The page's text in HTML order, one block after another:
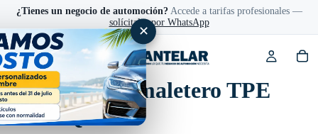
¿Tienes un negocio de automoción?Accede a tarifas profesionales —
solícitalas por WhatsApp
✕
Protector de maletero TPE
Audi Q3